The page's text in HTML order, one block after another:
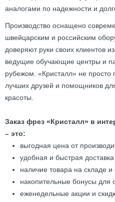
аналогами по надежности и
Производство оснащено
швейцарским и российским
доверяют руки своих клиентов
ведущие обучающие центры и
рубежом. «Кристалл» не просто
лучших друзей и помощников
красоты.
Заказ фрез «Кристалл» в
– это:
выгодная цена от
удобная и быстрая доставка
наличие товара на складе и
накопительные бонусы для
еженедельные акции и